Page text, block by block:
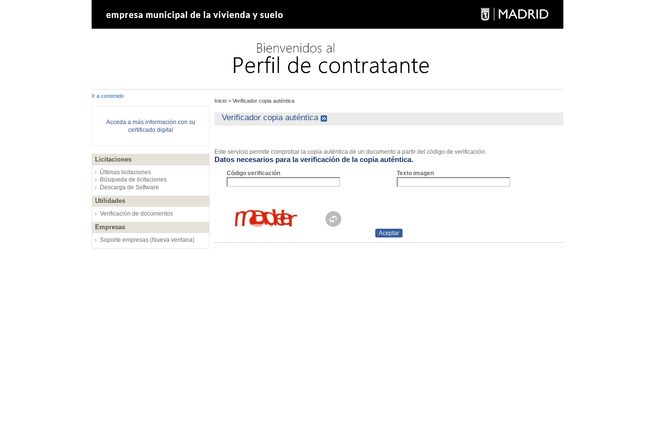
Ir a contenido
Acceda a más información con su
certificado digital
Licitaciones
Últimas licitaciones
Búsqueda de licitaciones
Descarga de Software
Utilidades
Verificación de documentos
Empresas
Soporte empresas (Nueva ventana)
Inicio > Verificador copia auténtica
Verificador copia auténtica
Este servicio permite comprobar la copia auténtica de un documento a partir del código de verificación.
Datos necesarios para la verificación de la copia auténtica.
Código verificación Texto imagen